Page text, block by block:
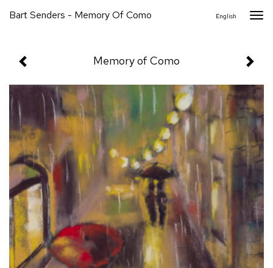
Bart Senders - Memory Of Como English
Memory of Como